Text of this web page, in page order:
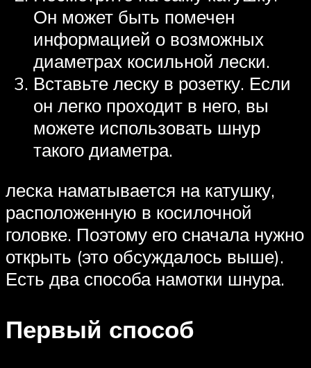
Он может быть помечен
информацией о возможных
диаметрах косильной лески.
Вставьте леску в розетку. Если
он легко проходит в него, вы
можете использовать шнур
такого диаметра.
леска наматывается на катушку,
расположенную в косилочной
головке. Поэтому его сначала нужно
открыть (это обсуждалось выше).
Есть два способа намотки шнура.
Первый способ